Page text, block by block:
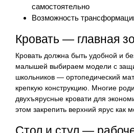
самостоятельно
Возможность
Кровать — главная
Кровать должна быть удобной и
малышей выбираем модели с
школьников — ортопедический
крепкую конструкцию. Многие
двухъярусные кровати для
этом закрепить верхний ярус как